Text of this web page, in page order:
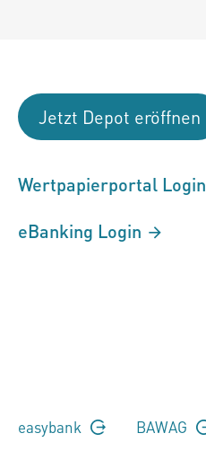
Jetzt Depot eröffnen
Wertpapierportal Login
eBanking Login
easybank BAWAG